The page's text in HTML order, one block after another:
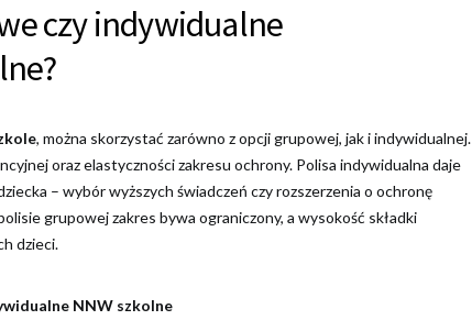
czy indywidualne
, można skorzystać zarówno z opcji grupowej, jak i indywidualnej.
oraz elastyczności zakresu ochrony. Polisa indywidualna daje
– wybór wyższych świadczeń czy rozszerzenia o ochronę
grupowej zakres bywa ograniczony, a wysokość składki
dzieci.
NNW szkolne